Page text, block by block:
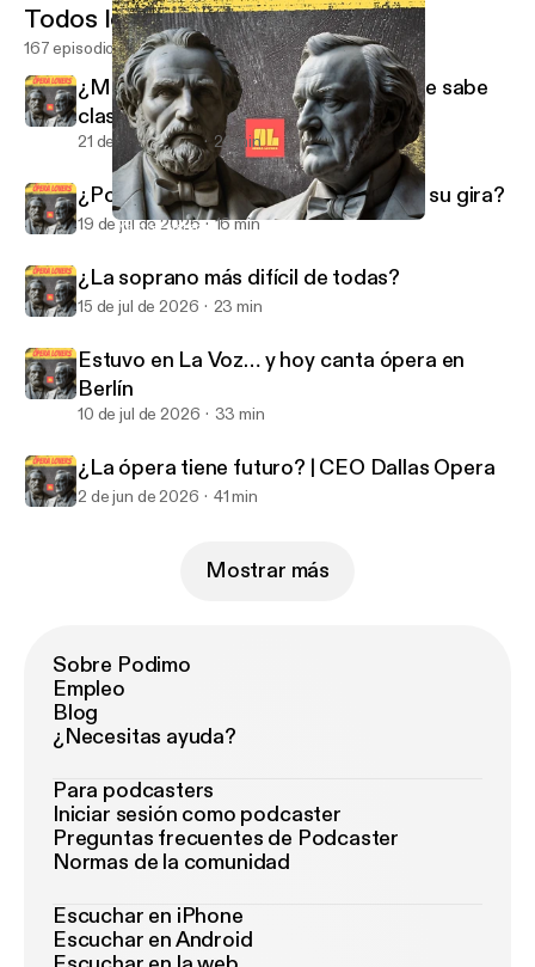
¿Ya no existen los tenores italianos como antes?
Todos los episodios
167 episodios
¿Mezzo o soprano? La voz que nadie sabe
clasificar
21 de jul de 2026 24 min
¿Por qué Javier Camarena la invitó a su gira?
19 de jul de 2026 16 min
¿La soprano más difícil de todas?
15 de jul de 2026 23 min
Estuvo en La Voz… y hoy canta ópera en
Berlín
10 de jul de 2026 33 min
¿La ópera tiene futuro? | CEO Dallas Opera
2 de jun de 2026 41 min
Mostrar más
Sobre Podimo
Empleo
Blog
¿Necesitas ayuda?
Para podcasters
Iniciar sesión como podcaster
Preguntas frecuentes de Podcaster
Normas de la comunidad
Escuchar en iPhone
Escuchar en Android